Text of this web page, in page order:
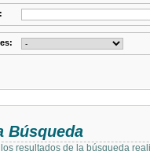
Búsqueda
resultados de la búsqueda